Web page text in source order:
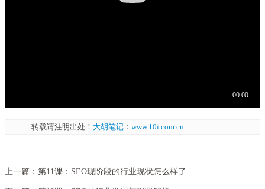
转载请注明出处！ 大胡笔记 ： www.10i.com.cn
上一篇： 第11课：SEO现阶段的行业现状怎么样了